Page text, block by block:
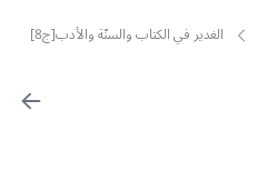
الغدير في الكتاب والسنّة والأدب[ج8]